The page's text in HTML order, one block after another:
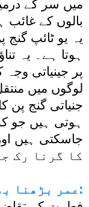
میں سر کے
بالوں کے
یہ یو ٹائپ
ہوتا ہے۔ یہ
پر جینیاتی
لوگوں میں
جنیاتی گنج
ہوتی ہیں جو
کا گرنا رک
عمر بڑھنا بھی ایک بڑی وجہ ہے: